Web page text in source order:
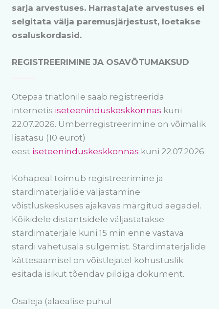
sarja arvestuses. Harrastajate arvestuses ei
selgitata välja paremusjärjestust, loetakse
osaluskordasid.
REGISTREERIMINE JA OSAVÕTUMAKSUD
Otepää triatlonile saab registreerida
internetis iseteeninduskeskkonnas kuni
22.07.2026. Ümberregistreerimine on võimalik
lisatasu (10 eurot)
eest iseteeninduskeskkonnas kuni 22.07.2026.
Kohapeal toimub registreerimine ja
stardimaterjalide väljastamine
võistluskeskuses ajakavas märgitud aegadel.
Kõikidele distantsidele väljastatakse
stardimaterjale kuni 15 min enne vastava
stardi vahetusala sulgemist. Stardimaterjalide
kättesaamisel on võistlejatel kohustuslik
esitada isikut tõendav pildiga dokument.
Osaleja (alaealise puhul